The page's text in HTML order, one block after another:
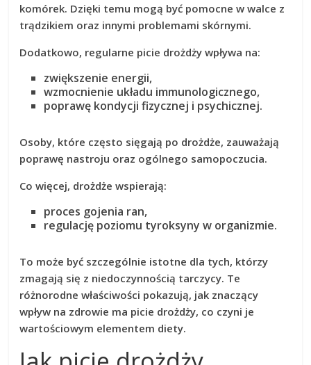
komórek. Dzięki temu mogą być pomocne w walce z
trądzikiem oraz innymi problemami skórnymi.
Dodatkowo, regularne picie drożdży wpływa na:
zwiększenie energii,
wzmocnienie układu immunologicznego,
poprawę kondycji fizycznej i psychicznej.
Osoby, które często sięgają po drożdże, zauważają
poprawę nastroju oraz ogólnego samopoczucia.
Co więcej, drożdże wspierają:
proces gojenia ran,
regulację poziomu tyroksyny w organizmie.
To może być szczególnie istotne dla tych, którzy
zmagają się z niedoczynnością tarczycy. Te
różnorodne właściwości pokazują, jak znaczący
wpływ na zdrowie ma picie drożdży, co czyni je
wartościowym elementem diety.